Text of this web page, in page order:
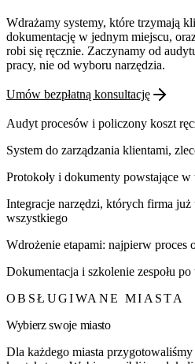
Wdrażamy systemy, które trzymają
dokumentację w jednym miejscu,
robi się ręcznie. Zaczynamy od
pracy, nie od wyboru narzędzia.
Umów bezpłatną konsultację
Audyt procesów i policzony koszt
System do zarządzania klientami,
Protokoły i dokumenty powstające
Integracje narzędzi, których firma
wszystkiego
Wdrożenie etapami: najpierw proces
Dokumentacja i szkolenie zespołu
OBSŁUGIWANE MIASTA
Wybierz swoje miasto
Dla każdego miasta